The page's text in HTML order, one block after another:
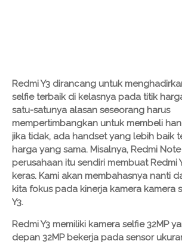
Redmi Y3 dirancang untuk
selfie terbaik di kelasnya pada titik
satu-satunya alasan seseorang harus
mempertimbangkan untuk membeli
jika tidak, ada handset yang lebih baik
harga yang sama. Misalnya, Redmi
perusahaan itu sendiri membuat Redmi
keras. Kami akan membahasnya nanti
kita fokus pada kinerja kamera kamera
Y3.
Redmi Y3 memiliki kamera selfie 32MP
depan 32MP bekerja pada sensor